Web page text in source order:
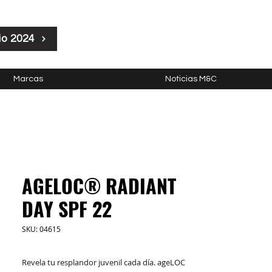
2024
Marcas Noticias M&C
AGELOC® RADIANT
DAY SPF 22
SKU: 04615
Revela tu resplandor juvenil cada día. ageLOC